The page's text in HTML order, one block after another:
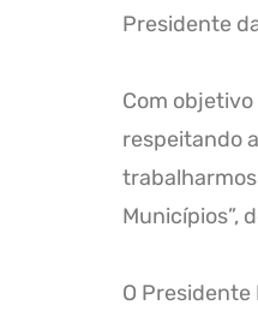
Presidente
Com
respeitando
Municípios”,
O